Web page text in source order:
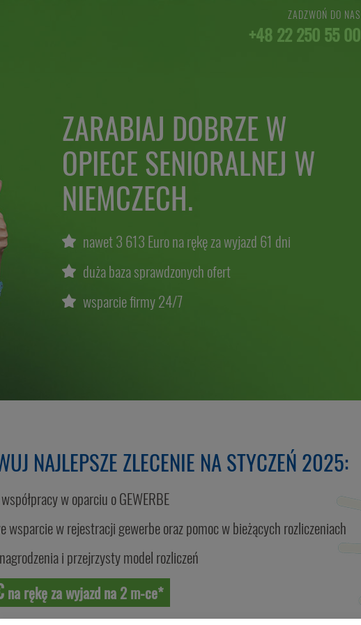
ZADZWOŃ DO NAS
+48 22 250 55 00
ZARABIAJ DOBRZE W
OPIECE SENIORALNEJ W
NIEMCZECH.
nawet 3 613 Euro na rękę za wyjazd 61 dni
duża baza sprawdzonych ofert
wsparcie firmy 24/7
NAJLEPSZE ZLECENIE NA STYCZEŃ 2025:
w oparciu oGEWERBE
wsparcie w rejestracji gewerbeoraz pomoc w bieżących rozliczeniach
i przejrzysty model rozliczeń
na rękę za wyjazd na 2 m-ce*